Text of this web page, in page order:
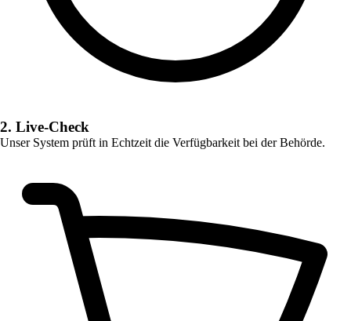
2. Live-Check
Unser System prüft in Echtzeit die Verfügbarkeit bei der Behörde.